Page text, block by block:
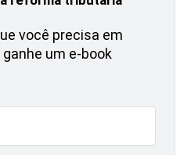
você precisa em
um e-book